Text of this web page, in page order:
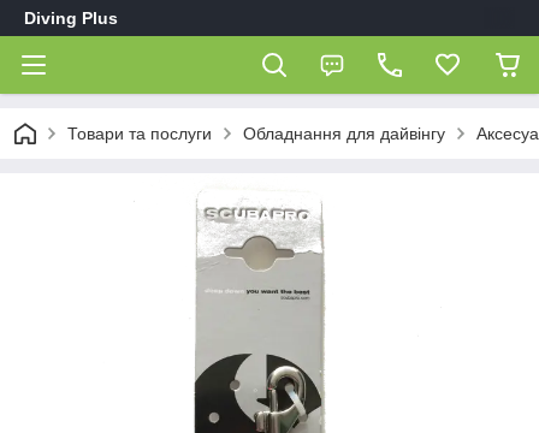
Diving Plus
Товари та послуги Обладнання для дайвінгу